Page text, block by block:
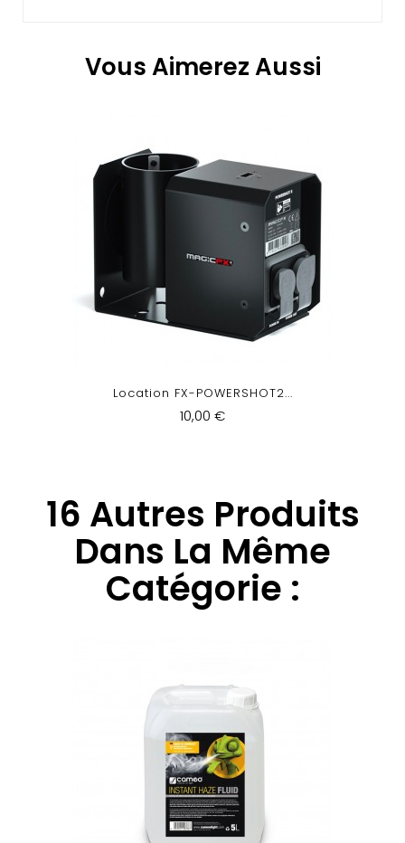
Vous Aimerez Aussi
Location FX-POWERSHOT2...
10,00 €
16 Autres Produits
Dans La Même
Catégorie :